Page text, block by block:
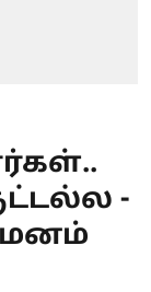
-
மனம்